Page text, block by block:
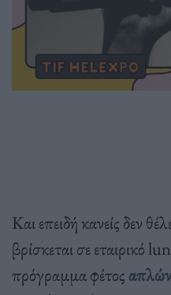
Και επειδή κανείς δεν
βρίσκεται σε εταιρικό
πρόγραμμα φέτος